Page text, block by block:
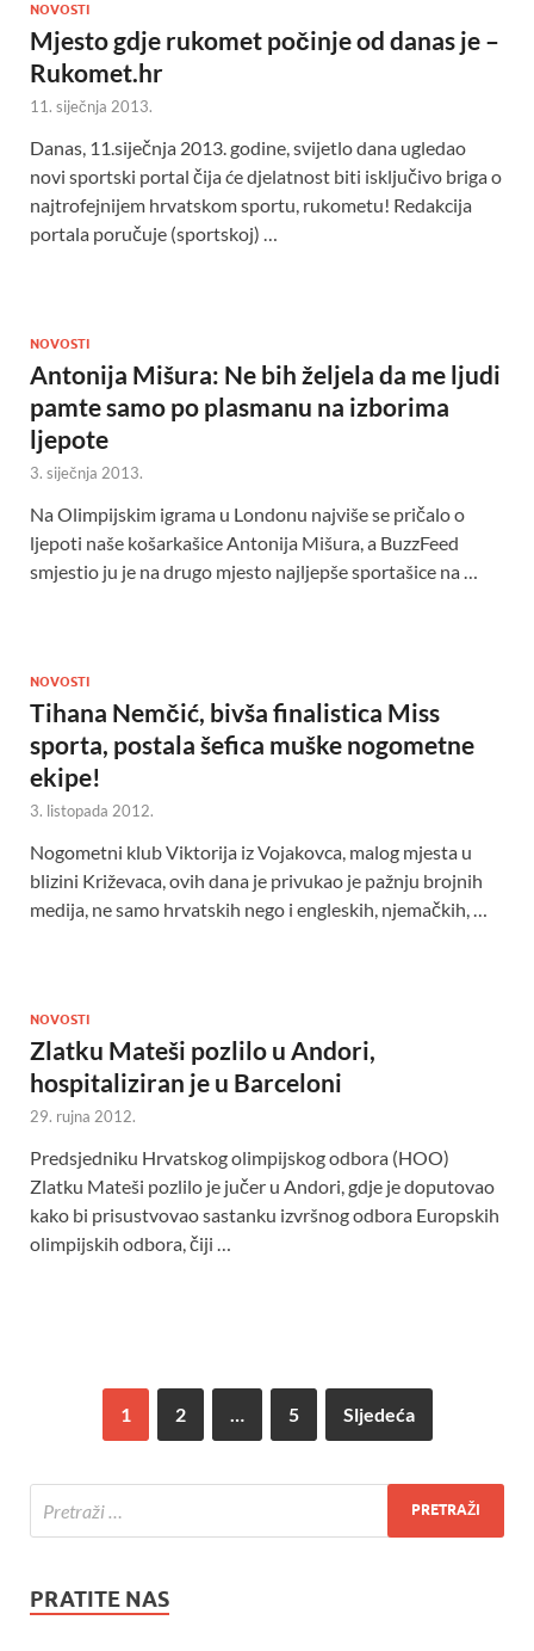
NOVOSTI
Mjesto gdje rukomet počinje od danas je –
Rukomet.hr
11. siječnja 2013.
Danas, 11.siječnja 2013. godine, svijetlo dana ugledao
novi sportski portal čija će djelatnost biti isključivo briga o
najtrofejnijem hrvatskom sportu, rukometu! Redakcija
portala poručuje (sportskoj) …
NOVOSTI
Antonija Mišura: Ne bih željela da me ljudi
pamte samo po plasmanu na izborima
ljepote
3. siječnja 2013.
Na Olimpijskim igrama u Londonu najviše se pričalo o
ljepoti naše košarkašice Antonija Mišura, a BuzzFeed
smjestio ju je na drugo mjesto najljepše sportašice na …
NOVOSTI
Tihana Nemčić, bivša finalistica Miss
sporta, postala šefica muške nogometne
ekipe!
3. listopada 2012.
Nogometni klub Viktorija iz Vojakovca, malog mjesta u
blizini Križevaca, ovih dana je privukao je pažnju brojnih
medija, ne samo hrvatskih nego i engleskih, njemačkih, …
NOVOSTI
Zlatku Mateši pozlilo u Andori,
hospitaliziran je u Barceloni
29. rujna 2012.
Predsjedniku Hrvatskog olimpijskog odbora (HOO)
Zlatku Mateši pozlilo je jučer u Andori, gdje je doputovao
kako bi prisustvovao sastanku izvršnog odbora Europskih
olimpijskih odbora, čiji …
1 2 5 Sljedeća
PRATITE NAS